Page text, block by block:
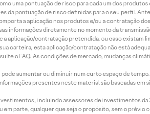
uma pontuação de risco para cada um dos
da pontuação de risco definidas para o seu perfil.
a aplicação nos produtos e/ou a contratação
informações diretamente no momento da
aplicação/contratação pretendida, ou caso existam
carteira, esta aplicação/contratação não está
o FAQ. As condições de mercado, mudanças
aumentar ou diminuir num curto espaço de
presentes neste material são baseadas em
incluindo assessores de investimentos
parte, qualquer que seja o propósito, sem o